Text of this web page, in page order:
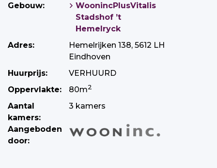
Gebouw:
WoonincPlusVitalis
Stadshof ’t
Hemelryck
Adres:
Hemelrijken 138, 5612 LH
Eindhoven
Huurprijs:
VERHUURD
Oppervlakte:
80m2
Aantal
kamers:
3 kamers
Aangeboden
door: